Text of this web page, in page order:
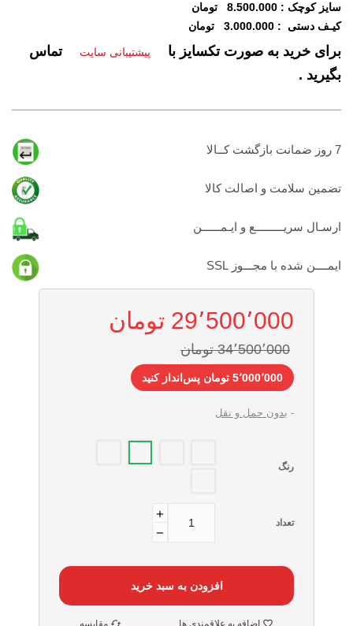
سایز کوچک : 8.500.000 تومان
کیـف دستی : 3.000.000 تومان
برای خرید به صورت تکسایز با پیشتیبانی سایت
تماس
بگیرید .
7 روز ضمانت بازگشت کــالا
تضمين سلامت و اصالت کالا
ارسـال سریـــــــــع و ایـمــــــن
ایمــــن شده با مجـــوز SSL
29٬500٬000 ‎تومان
34٬500٬000 ‎تومان
بدون حمل و نقل
رنگ
تعداد
افزودن به سبد خرید
اضافه به علاقمندی ها مقایسه